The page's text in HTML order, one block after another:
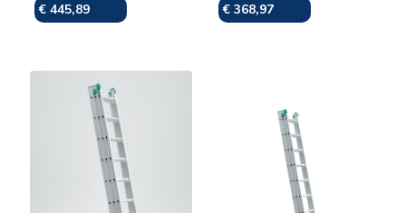
€ 445,89 € 368,97